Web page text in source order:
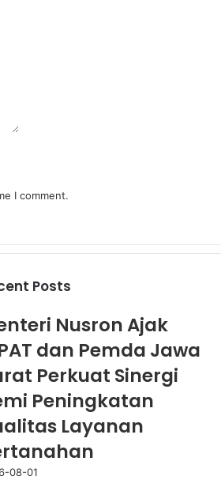
I comment.
Posts
Nusron Ajak
dan Pemda Jawa
Perkuat Sinergi
Peningkatan
Layanan
08-01